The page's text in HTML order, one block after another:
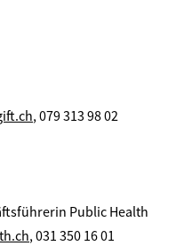
, 079 313 98 02
Public Health
, 031 350 16 01